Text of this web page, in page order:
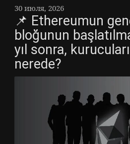
30 июля, 2026
📌 Ethereumun
bloğunun
yıl sonra,
nerede?